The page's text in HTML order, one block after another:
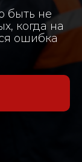
быть не
когда на
ошибка